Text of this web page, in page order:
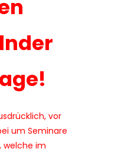
vor
um Seminare
welche im